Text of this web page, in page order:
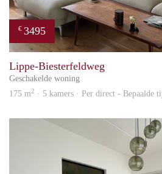
€ 3495
Lippe-Biesterfeldweg
Geschakelde woning
175 m2 · 5 kamers · Per direct - Bepaalde